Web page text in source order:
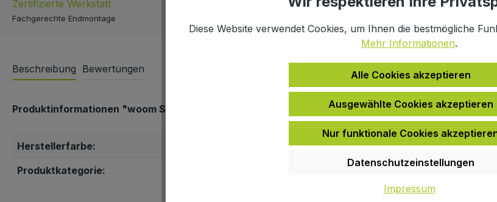
Zertifizierte Werkstatt
Fachgerechte Endmontage
Schnell & Einfach Click & Collect
Beschreibung Bewertungen
Produktinformationen "woom SNAP Schutzbleche woom 3 2021"
Herstellerfarbe:
Produktkategorie:
Diese Website verwendet Cookies, um Ihnen die bestmögliche
Mehr Informationen.
Alle Cookies akzeptieren
Ausgewählte Cookies akzeptieren
Nur funktionale Cookies
Datenschutzeinstellungen
Impressum